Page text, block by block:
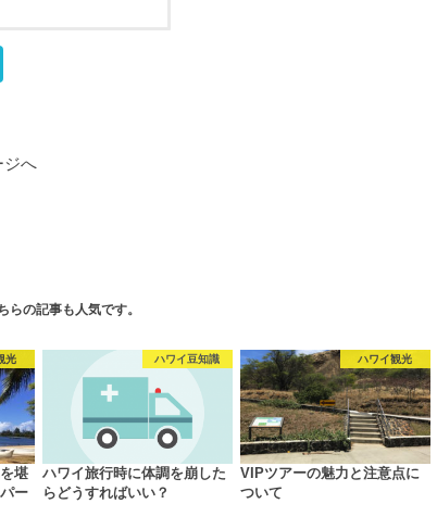
ジへ
らの記事も人気です。
光
堪
ー
ハワイ豆知識
ハワイ旅行時に体調を崩した
らどうすればいい？
ハワイ観光
VIPツアーの魅力と注意点に
ついて